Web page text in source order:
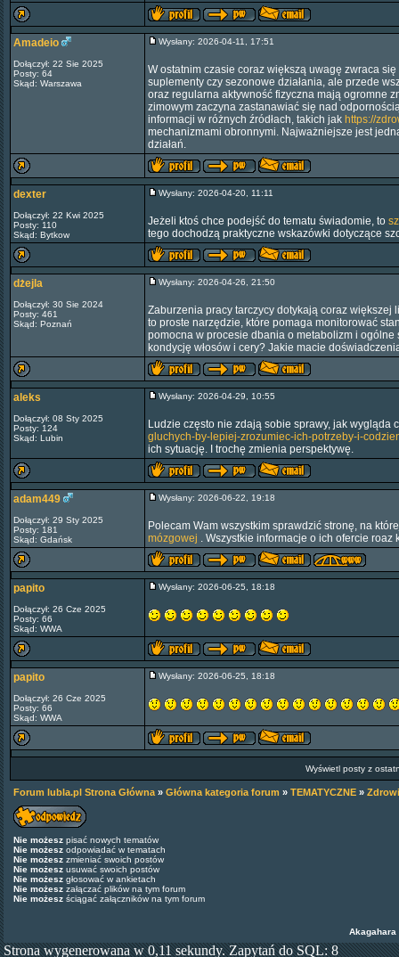
Amadeio
Dołączył: 22 Sie 2025
Posty: 64
Skąd: Warszawa
Wysłany: 2026-04-11, 17:51
W ostatnim czasie coraz większą uwagę zwraca
suplementy czy sezonowe działania, ale przede
oraz regularna aktywność fizyczna mają ogromne
zimowym zaczyna zastanawiać się nad
informacji w różnych źródłach, takich jak https://
mechanizmami obronnymi. Najważniejsze jest
działań.
dexter
Dołączył: 22 Kwi 2025
Posty: 110
Skąd: Bytkow
Wysłany: 2026-04-20, 11:11
Jeżeli ktoś chce podejść do tematu świadomie, to
tego dochodzą praktyczne wskazówki dotyczące
dżejla
Dołączył: 30 Sie 2024
Posty: 461
Skąd: Poznań
Wysłany: 2026-04-26, 21:50
Zaburzenia pracy tarczycy dotykają coraz
to proste narzędzie, które pomaga monitorować
pomocna w procesie dbania o metabolizm i
kondycję włosów i cery? Jakie macie
aleks
Dołączył: 08 Sty 2025
Posty: 124
Skąd: Lubin
Wysłany: 2026-04-29, 10:55
Ludzie często nie zdają sobie sprawy, jak wygląda
gluchych-by-lepiej-zrozumiec-ich-potrzeby-i-
ich sytuację. I trochę zmienia perspektywę.
adam449
Dołączył: 29 Sty 2025
Posty: 181
Skąd: Gdańsk
Wysłany: 2026-06-22, 19:18
Polecam Wam wszystkim sprawdzić stronę, na
mózgowej . Wszystkie informacje o ich ofercie
papito
Dołączył: 26 Cze 2025
Posty: 66
Skąd: WWA
Wysłany: 2026-06-25, 18:18
papito
Dołączył: 26 Cze 2025
Posty: 66
Skąd: WWA
Wysłany: 2026-06-25, 18:18
Wyświetl posty z
Forum lubla.pl Strona Główna » Główna kategoria forum » TEMATYCZNE »
Nie możesz pisać nowych tematów
Nie możesz odpowiadać w tematach
Nie możesz zmieniać swoich postów
Nie możesz usuwać swoich postów
Nie możesz głosować w ankietach
Nie możesz załączać plików na tym forum
Nie możesz ściągać załączników na tym forum
Akagahara
Strona wygenerowana w 0,11 sekundy. Zapytań do SQL: 8